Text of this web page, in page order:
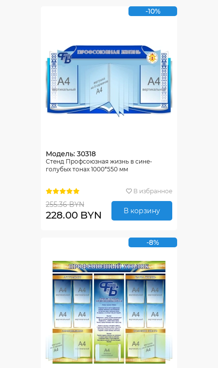
-10%
Модель: 30318
Стенд Профсоюзная жизнь в сине-
голубых тонах 1000*550 мм
В избранное
255.36 BYN
228.00 BYN В корзину
-8%